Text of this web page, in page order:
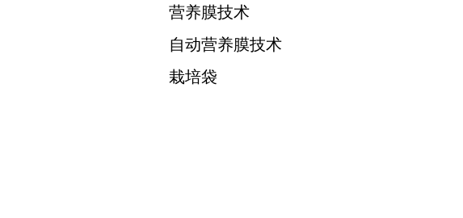
营养膜技术
自动营养膜技术
栽培袋